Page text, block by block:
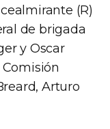
(R)
de brigada
y Oscar
Arturo